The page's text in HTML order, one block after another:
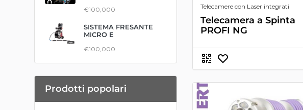
€100,000
SISTEMA FRESANTE
MICRO E
€100,000
Prodotti popolari
Telecamere con Laser integrati
Telecamera a Spinta
PROFI NG